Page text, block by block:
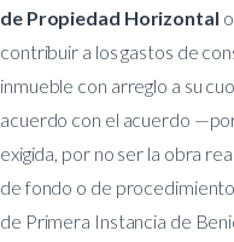
de Propiedad Horizontal
contribuir a los gastos de
inmueble con arreglo a su
acuerdo con el acuerdo
exigida, por no ser la obra
de fondo o de
de Primera Instancia de